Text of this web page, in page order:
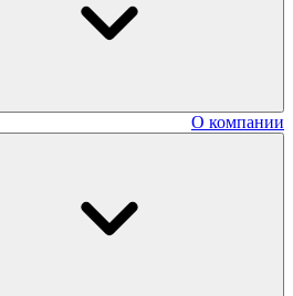
О компании